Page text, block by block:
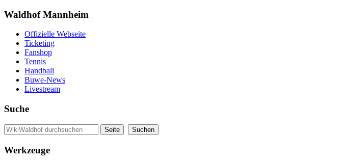
Waldhof Mannheim
Offizielle Webseite
Ticketing
Fanshop
Tennis
Handball
Buwe-News
Livestream
Suche
Werkzeuge